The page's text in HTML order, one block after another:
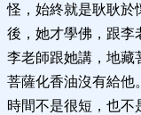
怪，始終就是耿耿於
後，她才學佛，跟李
李老師跟她講，地藏
菩薩化香油沒有給他
時間不是很短，也不